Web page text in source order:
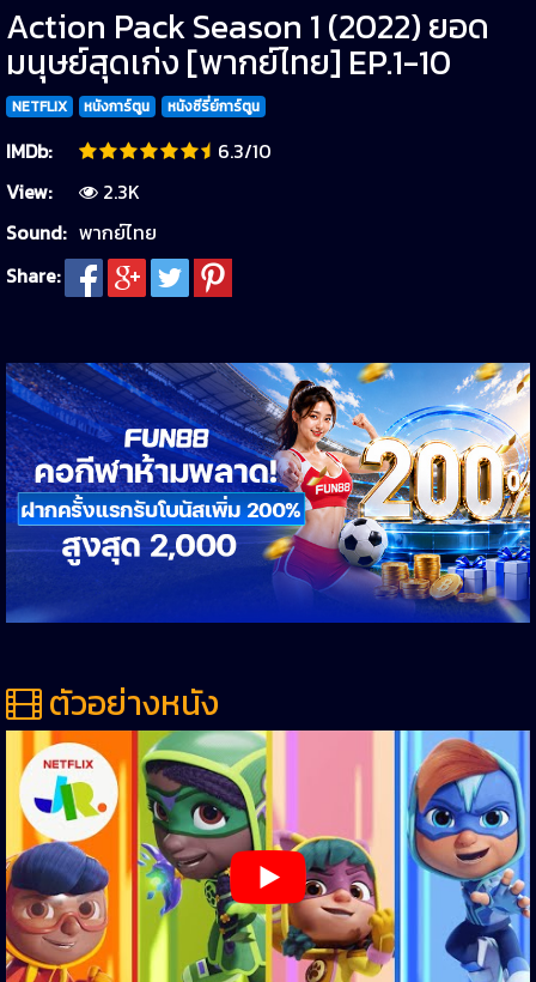
Action Pack Season 1 (2022) ยอด
มนุษย์สุดเก่ง [พากย์ไทย] EP.1-10
NETFLIX หนังการ์ตูน หนังซีรี่ย์การ์ตูน
IMDb:
6.3/10
View:
2.3K
Sound: พากย์ไทย
Share:
ตัวอย่างหนัง